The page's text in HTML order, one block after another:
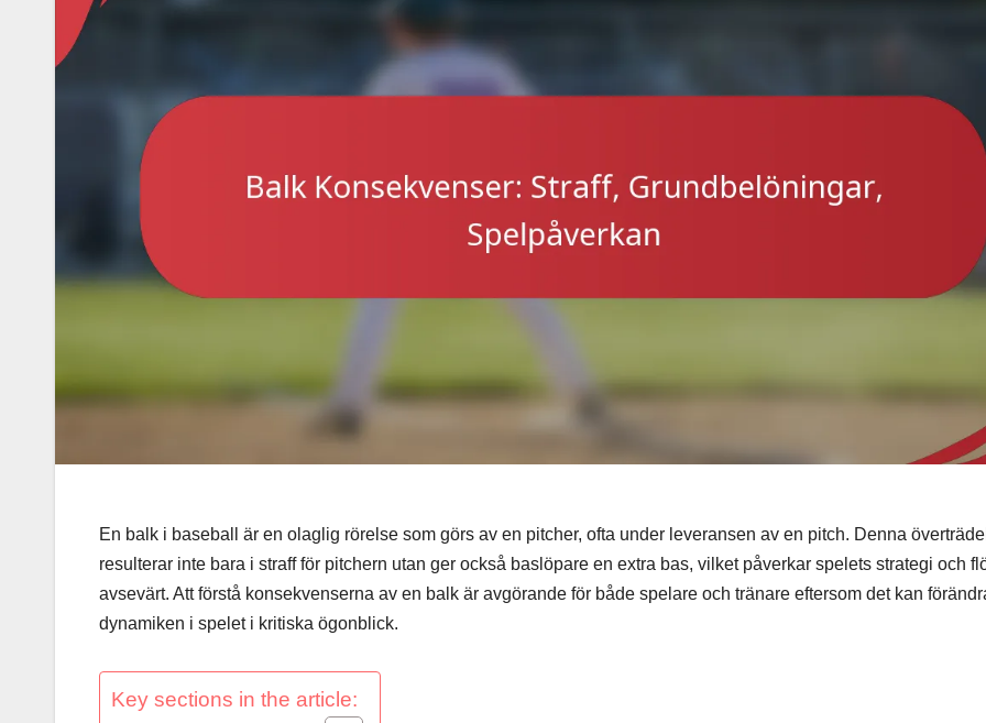
En balk i baseball är en olaglig rörelse som görs av en pitcher, ofta under leveransen av en pitch. Denna
resulterar inte bara i straff för pitchern utan ger också baslöpare en extra bas, vilket påverkar spelets strategi och
avsevärt. Att förstå konsekvenserna av en balk är avgörande för både spelare och tränare eftersom det kan
dynamiken i spelet i kritiska ögonblick.
Key sections in the article: